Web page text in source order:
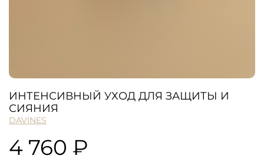
ИНТЕНСИВНЫЙ УХОД ДЛЯ ЗАЩИТЫ И
СИЯНИЯ
DAVINES
4 760 ₽